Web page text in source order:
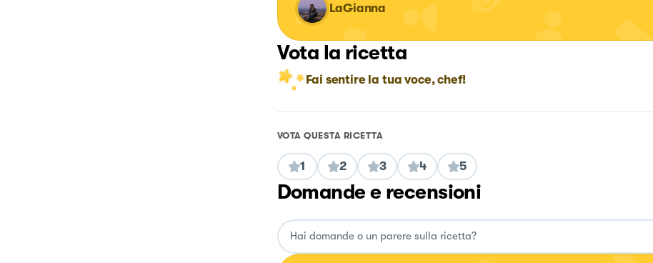
LaGianna
Vota la ricetta
Fai sentire la tua voce, chef!
VOTA QUESTA RICETTA
1 2 3 4 5
Domande e recensioni